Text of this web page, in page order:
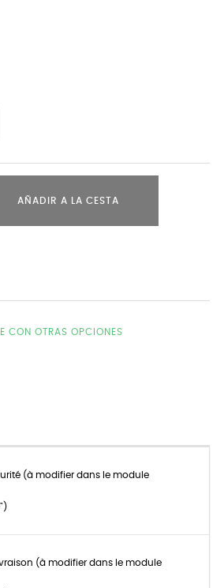
AÑADIR A LA CESTA
CON OTRAS OPCIONES
(à modifier dans le module
(à modifier dans le module